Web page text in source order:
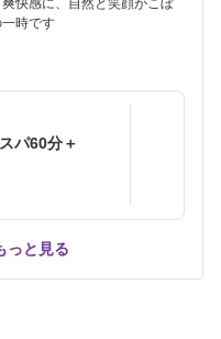
快感に、自然と笑顔がこぼ
時です
パ60分＋
っと見る